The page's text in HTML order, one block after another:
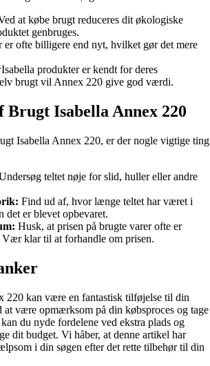
at købe brugt reduceres dit økologiske
genbruges.
er ofte billigere end nyt, hvilket gør det mere
Isabella produkter er kendt for deres
brugt vil Annex 220 give god værdi.
Isabella Annex 220
Isabella Annex 220, er der nogle vigtige ting
teltet nøje for slid, huller eller andre
Find ud af, hvor længe teltet har været i
det er blevet opbevaret.
Husk, at prisen på brugte varer ofte er
Vær klar til at forhandle om prisen.
220 kan være en fantastisk tilføjelse til din
at være opmærksom på din købsproces og tage
du nyde fordelene ved ekstra plads og
dit budget. Vi håber, at denne artikel har
i din søgen efter det rette tilbehør til din